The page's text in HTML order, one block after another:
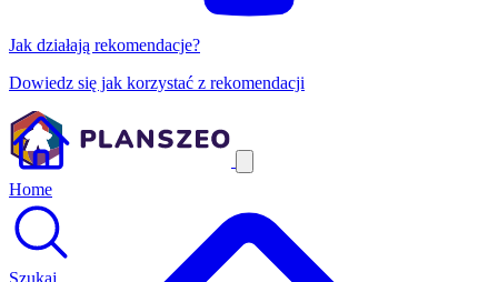
Jak działają rekomendacje?
Dowiedz się jak korzystać z rekomendacji
Home
Szukaj